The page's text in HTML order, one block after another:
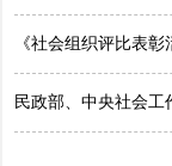
《社会组织评比表